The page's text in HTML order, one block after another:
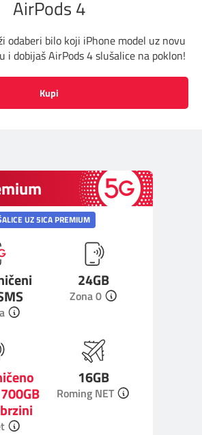
mreže
AirPods 4
odaberi bilo koji iPhone model uz novu
i dobijaš AirPods 4 slušalice na poklon!
Kupi
UZ 5ICA PREMIUM
24GB
Zona 0
16GB
Roming NET